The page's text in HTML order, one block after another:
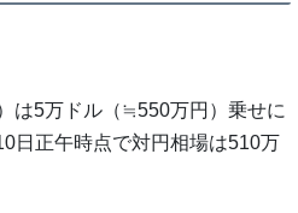
は5万ドル（≒550万円）乗せに
日正午時点で対円相場は510万